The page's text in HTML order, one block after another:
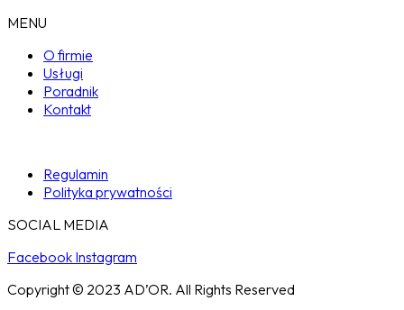
MENU
O firmie
Usługi
Poradnik
Kontakt
Regulamin
Polityka prywatności
SOCIAL MEDIA
Facebook Instagram
Copyright © 2023 AD’OR. All Rights Reserved